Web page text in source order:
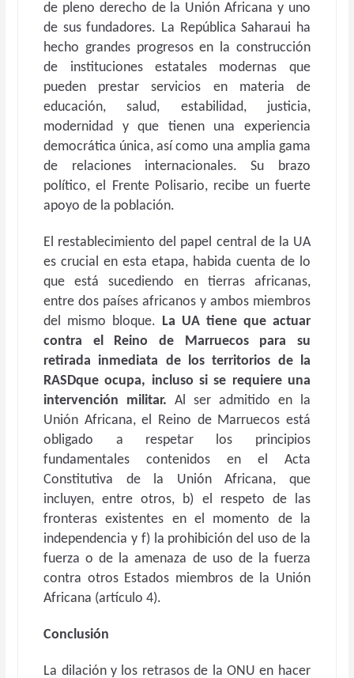
de pleno derecho de la Unión Africana y uno
de sus fundadores. La República Saharaui ha
hecho grandes progresos en la construcción
de instituciones estatales modernas que
pueden prestar servicios en materia de
educación, salud, estabilidad, justicia,
modernidad y que tienen una experiencia
democrática única, así como una amplia gama
de relaciones internacionales. Su brazo
político, el Frente Polisario, recibe un fuerte
apoyo de la población.
El restablecimiento del papel central de la UA
es crucial en esta etapa, habida cuenta de lo
que está sucediendo en tierras africanas,
entre dos países africanos y ambos miembros
del mismo bloque. La UA tiene que actuar
contra el Reino de Marruecos para su
retirada inmediata de los territorios de la
RASDque ocupa, incluso si se requiere una
intervención militar. Al ser admitido en la
Unión Africana, el Reino de Marruecos está
obligado a respetar los principios
fundamentales contenidos en el Acta
Constitutiva de la Unión Africana, que
incluyen, entre otros, b) el respeto de las
fronteras existentes en el momento de la
independencia y f) la prohibición del uso de la
fuerza o de la amenaza de uso de la fuerza
contra otros Estados miembros de la Unión
Africana (artículo 4).
Conclusión
La dilación y los retrasos de la ONU en hacer